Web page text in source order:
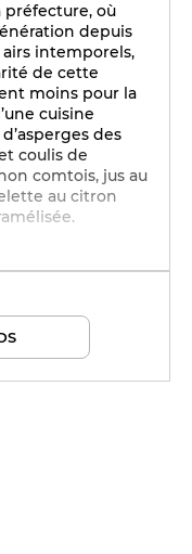
préfecture, où
depuis
airs intemporels,
de cette
moins pour la
cuisine
des
coulis de
comtois, jus au
au citron